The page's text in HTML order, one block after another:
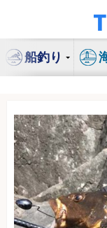
ン
船釣り